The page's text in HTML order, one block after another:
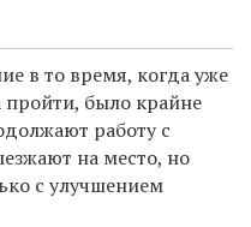
в то время, когда уже
пройти, было крайне
работу с
на место, но
с улучшением